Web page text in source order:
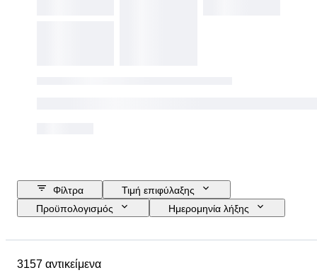
Φίλτρα
Τιμή επιφύλαξης
Προϋπολογισμός
Ημερομηνία λήξης
Country of origin
3157 αντικείμενα